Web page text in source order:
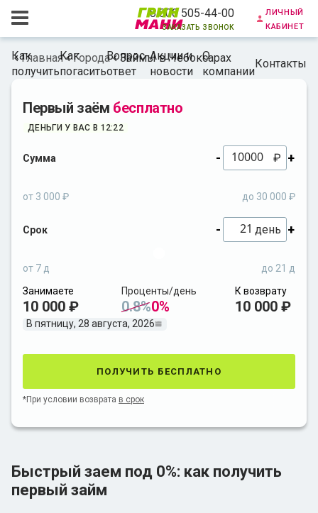
8 800 505-44-00
заказать звонок
личный
кабинет
Как
получить
Как
погасить
Вопрос-
ответ
Акции и
новости
О
компании
Контакты
Главная Города Займы в Чебоксарах
Первый заём бесплатно
ДЕНЬГИ У ВАС В 12:22
Сумма - ₽ +
от 3 000 ₽ до 30 000 ₽
Срок - день +
от 7 д
до 21 д
Занимаете
10 000 ₽
Проценты/день
0.8%0%
К возврату
10 000 ₽
В пятницу, 28 августа, 2026
получить бесплатно
*При условии возврата в срок
Быстрый заем под 0%: как получить
первый займ